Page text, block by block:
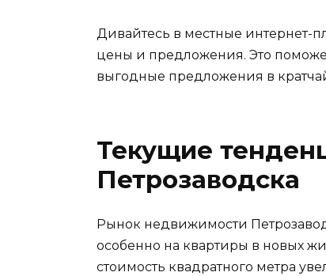
Дивайтесь в местные интернет-
цены и предложения. Это
выгодные предложения в
Текущие
Петрозаводска
Рынок недвижимости
особенно на квартиры в новых
стоимость квадратного метра